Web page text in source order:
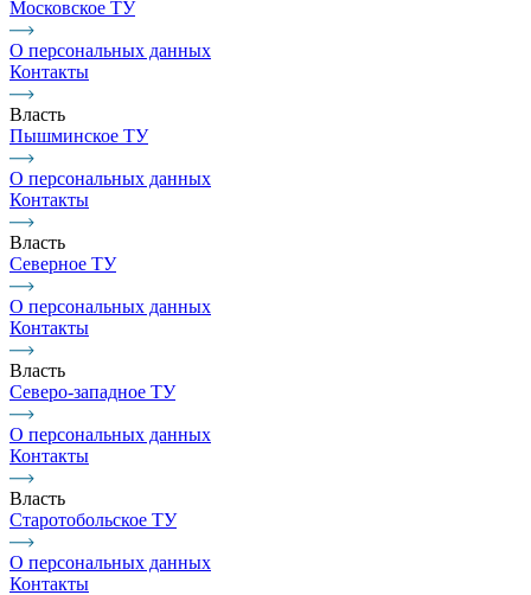
Московское ТУ
О персональных данных
Контакты
Власть
Пышминское ТУ
О персональных данных
Контакты
Власть
Северное ТУ
О персональных данных
Контакты
Власть
Северо-западное ТУ
О персональных данных
Контакты
Власть
Старотобольское ТУ
О персональных данных
Контакты